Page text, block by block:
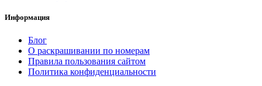
Информация
Блог
О раскрашивании по номерам
Правила пользования сайтом
Политика конфиденциальности